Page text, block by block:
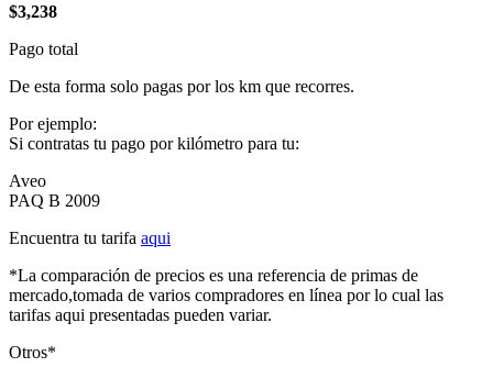
$3,238
Pago total
De esta forma solo pagas por los km que recorres.
Por ejemplo:
Si contratas tu pago por kilómetro para tu:
Aveo
PAQ B 2009
Encuentra tu tarifa aqui
*La comparación de precios es una referencia de primas de
mercado,tomada de varios compradores en línea por lo cual las
tarifas aqui presentadas pueden variar.
Otros*